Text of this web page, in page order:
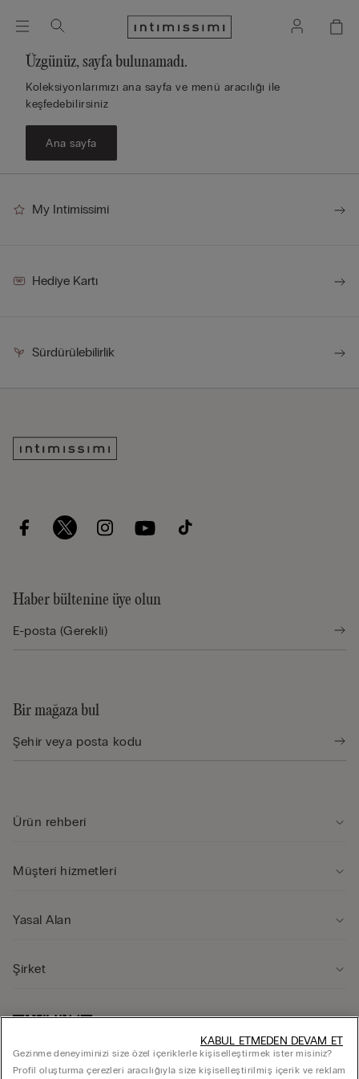
Üzgünüz, sayfa bulunamadı.
Koleksiyonlarımızı ana sayfa ve menü aracılığı ile
keşfedebilirsiniz
Ana sayfa
My Intimissimi
Hediye Kartı
Sürdürülebilirlik
Haber bültenine üye olun
Bir mağaza bul
Ürün rehberi̇
Müşteri̇ hi̇zmetleri̇
Yasal Alan
Şi̇rket
Gezinme deneyiminizi size özel içeriklerle kişiselleştirmek ister misiniz?
Profil oluşturma çerezleri aracılığıyla size kişiselleştirilmiş içerik ve reklam
KABUL ETMEDEN DEVAM ET